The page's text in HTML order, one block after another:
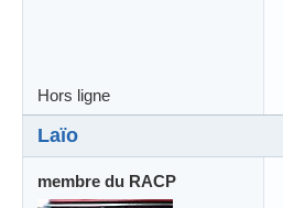
Hors ligne
Laïo
membre du RACP